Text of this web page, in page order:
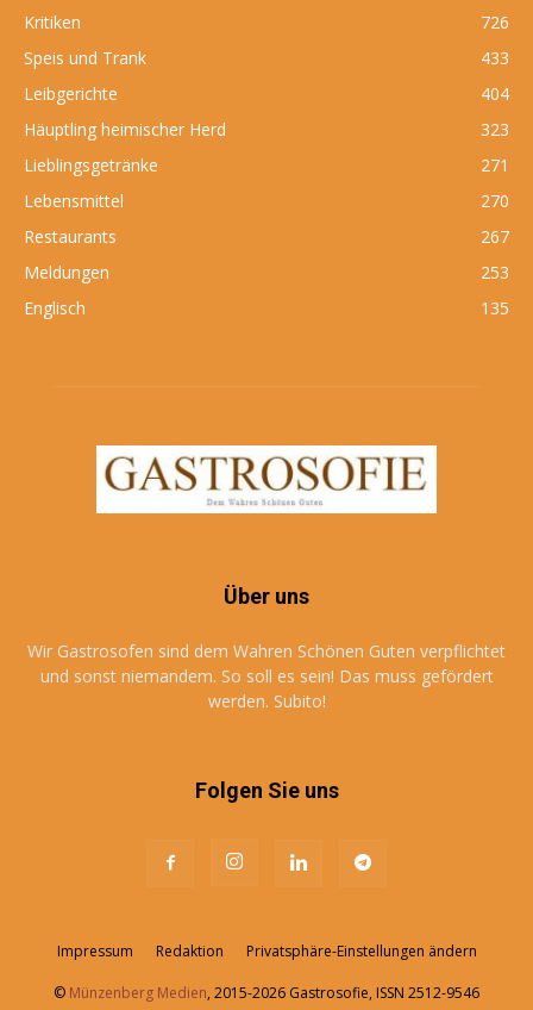
Kritiken
726
Speis und Trank
433
Leibgerichte
404
Häuptling heimischer Herd
323
Lieblingsgetränke
271
Lebensmittel
270
Restaurants
267
Meldungen
253
Englisch
135
Über uns
Wir Gastrosofen sind dem Wahren Schönen Guten verpflichtet
und sonst niemandem. So soll es sein! Das muss gefördert
werden. Subito!
Folgen Sie uns
Impressum Redaktion Privatsphäre-Einstellungen ändern
© Münzenberg Medien, 2015-2026 Gastrosofie, ISSN 2512-9546